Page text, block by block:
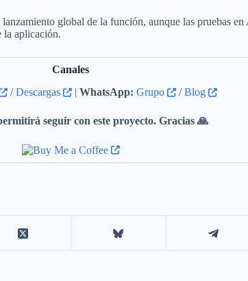
global de la función, aunque las pruebas
la aplicación.
Canales
/Descargas | WhatsApp: Grupo /Blog
seguir con este proyecto. Gracias 🙏